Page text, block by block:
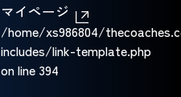
マイページ
/home/xs986804/
includes/link-template.php
on line 394